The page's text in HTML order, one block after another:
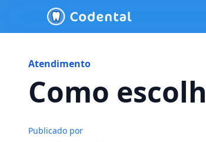
Atendimento
Como
Publicado por